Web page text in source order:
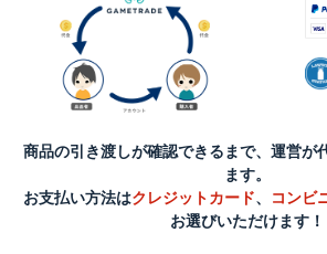
商品の引き渡しが確認できるまで、運営が
ます。
お支払い方法はクレジットカード、 コンビ
お選びいただけます！